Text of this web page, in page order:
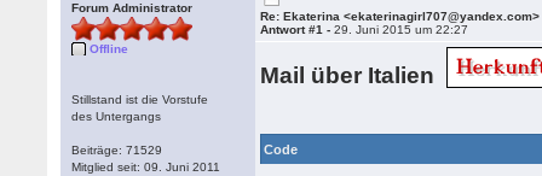
Forum Administrator
Offline
Stillstand ist die Vorstufe
des Untergangs
Beiträge: 71529
Mitglied seit: 09. Juni 2011
Re: Ekaterina <ekaterinagirl707@yandex.com>
Antwort #1 -29. Juni 2015 um 22:27
Mail über Italien
Code